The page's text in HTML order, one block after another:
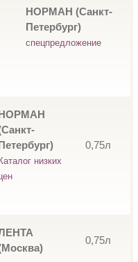
НОРМАН (Санкт-
Петербург)
спецпредложение
Каталог низких
0,75л
0,75л